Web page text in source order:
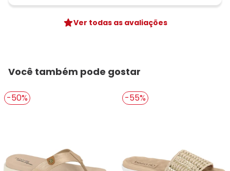
Ver todas as avaliações
Você também pode gostar
-50% -55%